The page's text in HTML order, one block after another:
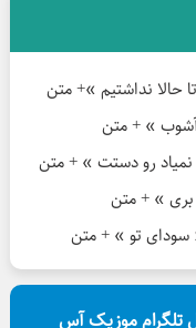
حالا نداشتیم »+ متن
آشوب » + متن
رو دستت » + متن
بری » + متن
سودای تو » + متن
تلگرام موزیک آس